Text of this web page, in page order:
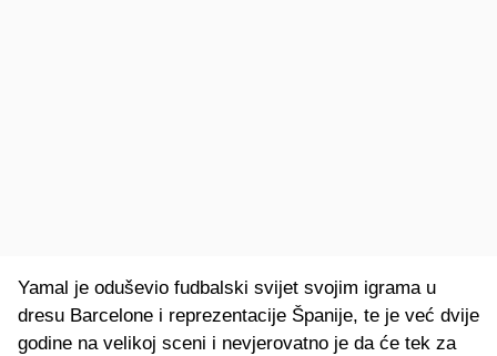
Yamal je oduševio fudbalski svijet svojim igrama u
dresu Barcelone i reprezentacije Španije, te je već dvije
godine na velikoj sceni i nevjerovatno je da će tek za